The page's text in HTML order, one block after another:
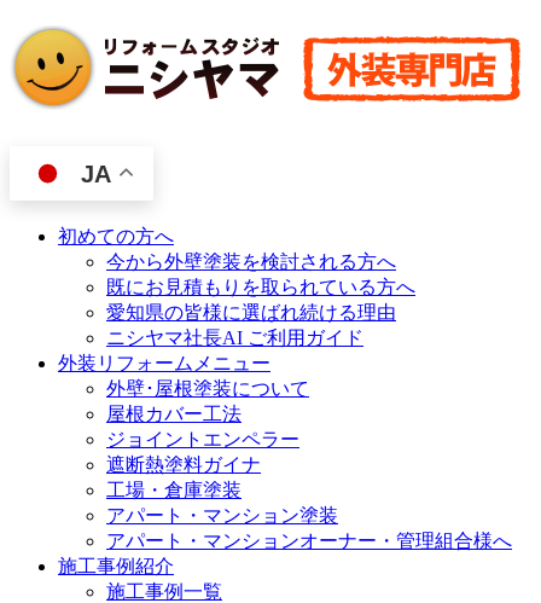
JA
初めての方へ
今から外壁塗装を検討される方へ
既にお見積もりを取られている方へ
愛知県の皆様に選ばれ続ける理由
ニシヤマ社長AI ご利用ガイド
外装リフォームメニュー
外壁･屋根塗装について
屋根カバー工法
ジョイントエンペラー
遮断熱塗料ガイナ
工場・倉庫塗装
アパート・マンション塗装
アパート・マンションオーナー・管理組合様へ
施工事例紹介
施工事例一覧